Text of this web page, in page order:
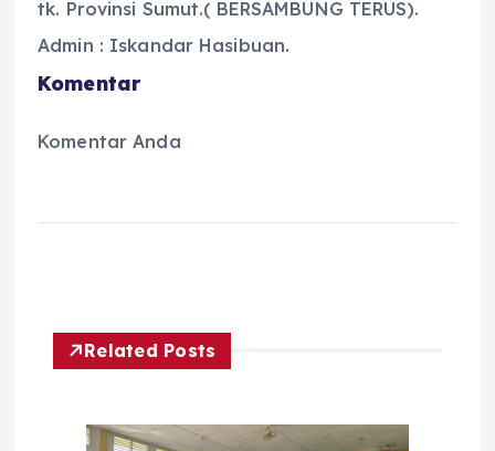
tk. Provinsi Sumut.( BERSAMBUNG TERUS).
Admin : Iskandar Hasibuan.
Komentar
Komentar Anda
Related Posts